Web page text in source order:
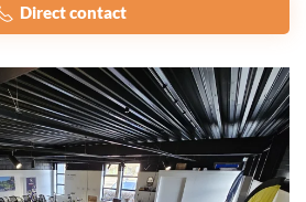
Direct contact